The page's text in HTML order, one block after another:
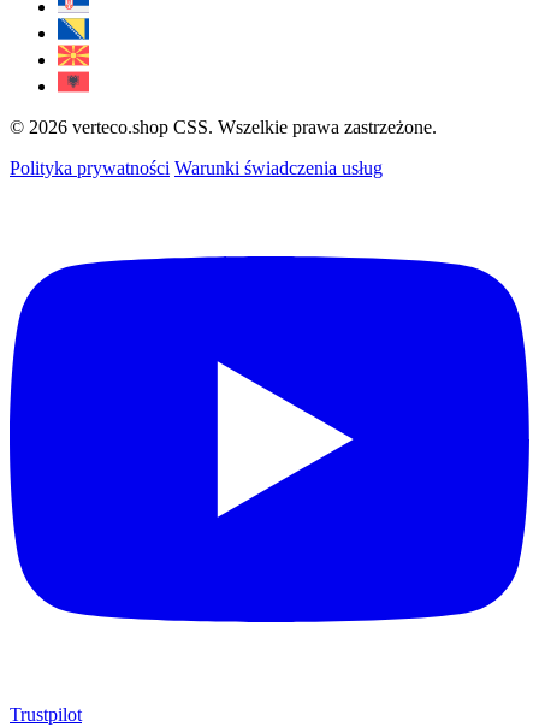
© 2026 verteco.shop CSS. Wszelkie prawa zastrzeżone.
Polityka prywatności Warunki świadczenia usług
Trustpilot